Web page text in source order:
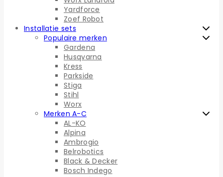
Yardforce
Zoef Robot
Installatie sets
Populaire merken
Gardena
Husqvarna
Kress
Parkside
Stiga
Stihl
Worx
Merken A-C
AL-KO
Alpina
Ambrogio
Belrobotics
Black & Decker
Bosch Indego